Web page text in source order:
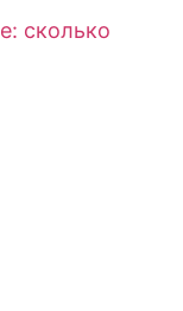
сколько